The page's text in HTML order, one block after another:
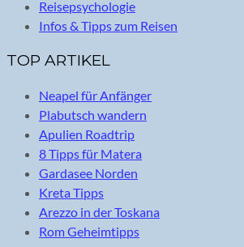
Reisepsychologie
Infos & Tipps zum Reisen
TOP ARTIKEL
Neapel für Anfänger
Plabutsch wandern
Apulien Roadtrip
8 Tipps für Matera
Gardasee Norden
Kreta Tipps
Arezzo in der Toskana
Rom Geheimtipps